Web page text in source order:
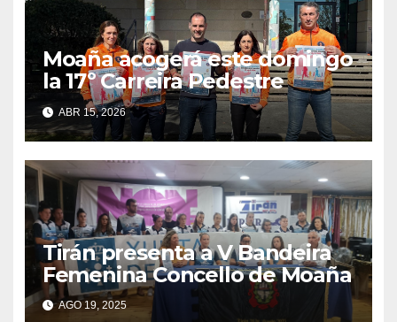
Moaña acogerá este domingo
la 17º Carreira Pedestre
ABR 15, 2026
Tirán presenta a V Bandeira
Femenina Concello de Moaña
AGO 19, 2025